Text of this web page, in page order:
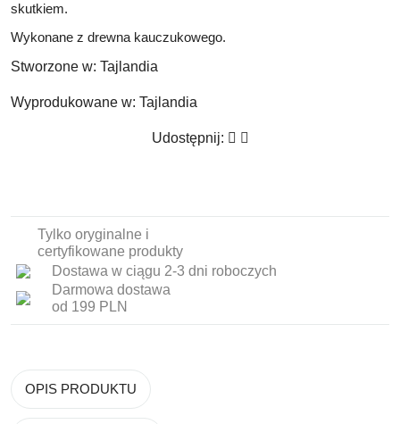
skutkiem.
Wykonane z drewna kauczukowego.
Stworzone w: Tajlandia
Wyprodukowane w: Tajlandia
Udostępnij:
Tylko oryginalne i
certyfikowane produkty
Dostawa w ciągu 2-3 dni roboczych
Darmowa dostawa
od 199 PLN
OPIS PRODUKTU